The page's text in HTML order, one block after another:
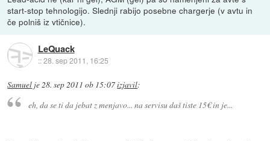
start-stop tehnologijo. Slednji rabijo posebne chargerje (v avtu in
če polniš iz vtičnice).
LeQuack
::28. sep 2011, 16:25
Samuel je28. sep 2011 ob 15:07izjavil:
eh, da se ti da jebat z menjavo... na servisu daš tiste 15€ in je...